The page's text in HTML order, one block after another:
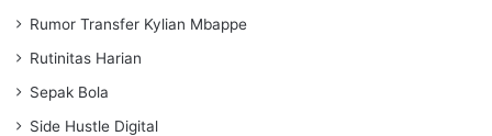
Rumor Transfer Kylian Mbappe
Rutinitas Harian
Sepak Bola
Side Hustle Digital